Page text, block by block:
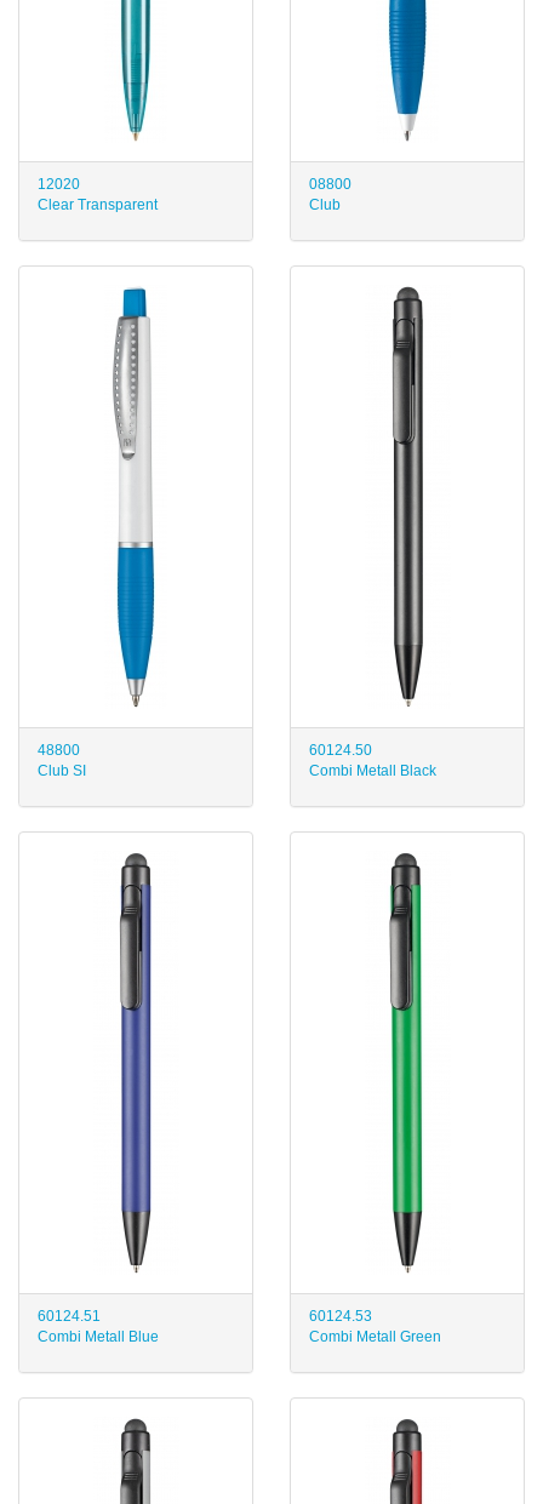
12020
Clear Transparent
08800
Club
48800
Club SI
60124.50
Combi Metall Black
60124.51
Combi Metall Blue
60124.53
Combi Metall Green